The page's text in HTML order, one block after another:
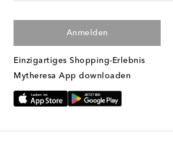
Anmelden
Einzigartiges Shopping-Erlebnis
Mytheresa App downloaden